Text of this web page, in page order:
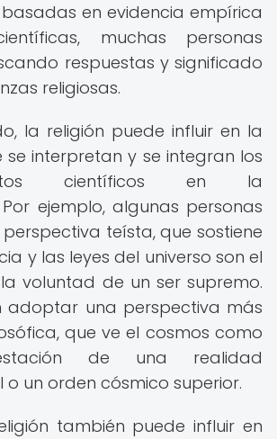
en evidencia empírica
muchas personas
respuestas y significado
religiosas.
la religión puede influir en la
interpretan y se integran los
científicos en la
ejemplo, algunas personas
teísta, que sostiene
y las leyes del universo son el
voluntad de un ser supremo.
adoptar una perspectiva más
que ve el cosmos como
de una realidad
un orden cósmico superior.
también puede influir en